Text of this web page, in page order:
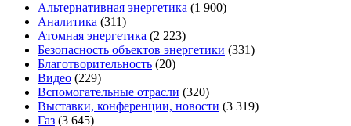
Альтернативная энергетика (1 900)
Аналитика (311)
Атомная энергетика (2 223)
Безопасность объектов энергетики (331)
Благотворительность (20)
Видео (229)
Вспомогательные отрасли (320)
Выставки, конференции, новости (3 319)
Газ (3 645)